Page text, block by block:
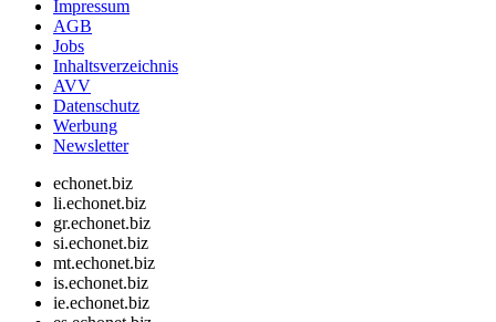
Impressum
AGB
Jobs
Inhaltsverzeichnis
AVV
Datenschutz
Werbung
Newsletter
echonet.biz
li.echonet.biz
gr.echonet.biz
si.echonet.biz
mt.echonet.biz
is.echonet.biz
ie.echonet.biz